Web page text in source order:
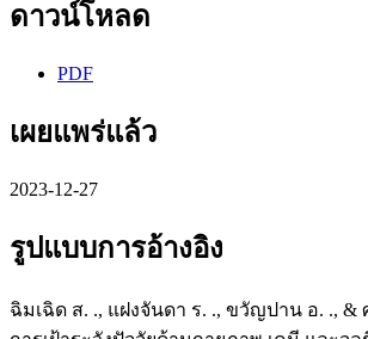
ดาวน์โหลด
PDF
เผยแพร่แล้ว
2023-12-27
รูปแบบการอ้างอิง
ฉิมเฉิด ส. ., แฝงจันดา ร. ., ขวัญปาน อ. ., &